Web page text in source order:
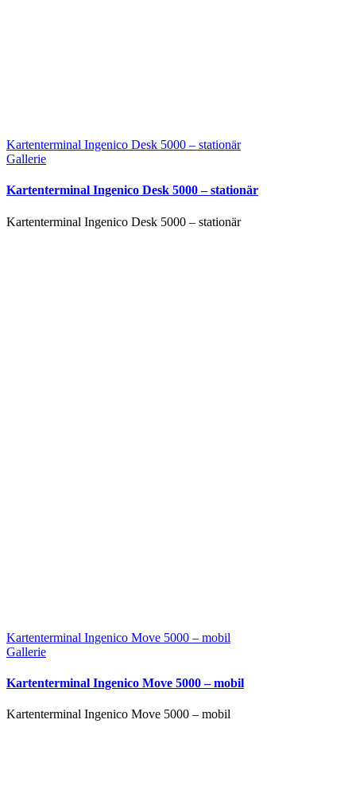
Kartenterminal Ingenico Desk 5000 – stationär
Gallerie
Kartenterminal Ingenico Desk 5000 – stationär
Kartenterminal Ingenico Desk 5000 – stationär
Kartenterminal Ingenico Move 5000 – mobil
Gallerie
Kartenterminal Ingenico Move 5000 – mobil
Kartenterminal Ingenico Move 5000 – mobil